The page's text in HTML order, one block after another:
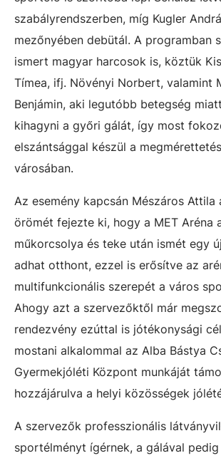
szabályrendszerben, míg Kugler
mezőnyében debütál. A programban
ismert magyar harcosok is, köztük
Tímea, ifj. Növényi Norbert, valamint
Benjámin, aki legutóbb betegség
kihagyni a győri gálát, így most
elszántsággal készül a
városában.
Az esemény kapcsán Mészáros Attila
örömét fejezte ki, hogy a MET Aréna
műkorcsolya és teke után ismét egy
adhat otthont, ezzel is erősítve az
multifunkcionális szerepét a város
Ahogy azt a szervezőktől már
rendezvény ezúttal is jótékonysági
mostani alkalommal az Alba Bástya
Gyermekjóléti Központ munkáját
hozzájárulva a helyi közösségek
A szervezők professzionális
sportélményt ígérnek, a gálával